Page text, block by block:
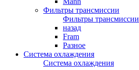
Фильтры трансмиссии
Фильтры трансмиссии
назад
Fram
Разное
Система охлаждения
Система охлаждения